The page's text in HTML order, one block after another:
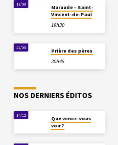
13/08
Maraude – Saint-
Vincent-de-Paul
19h30
22/08
Prière des pères
20h45
NOS DERNIERS ÉDITOS
14/12
Que venez-vous
voir ?